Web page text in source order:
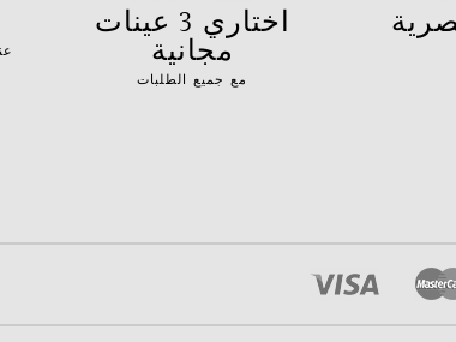
اختاري 3 عينات
مجانية
مع جميع الطلبات